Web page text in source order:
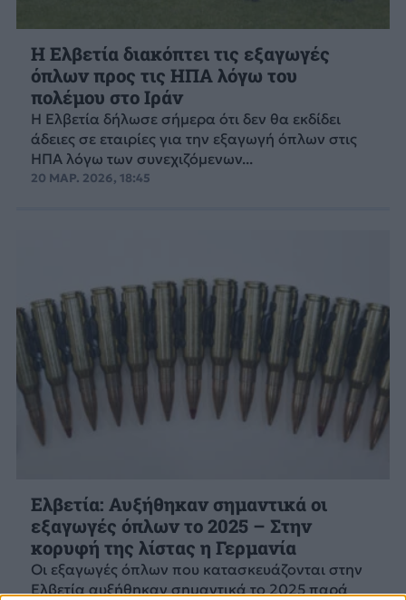
Η Ελβετία διακόπτει τις εξαγωγές
όπλων προς τις ΗΠΑ λόγω του
πολέμου στο Ιράν
Η Ελβετία δήλωσε σήμερα ότι δεν θα εκδίδει
άδειες σε εταιρίες για την εξαγωγή όπλων στις
ΗΠΑ λόγω των συνεχιζόμενων...
20 ΜΑΡ. 2026, 18:45
Ελβετία: Αυξήθηκαν σημαντικά οι
εξαγωγές όπλων το 2025 – Στην
κορυφή της λίστας η Γερμανία
Οι εξαγωγές όπλων που κατασκευάζονται στην
Ελβετία αυξήθηκαν σημαντικά το 2025 παρά